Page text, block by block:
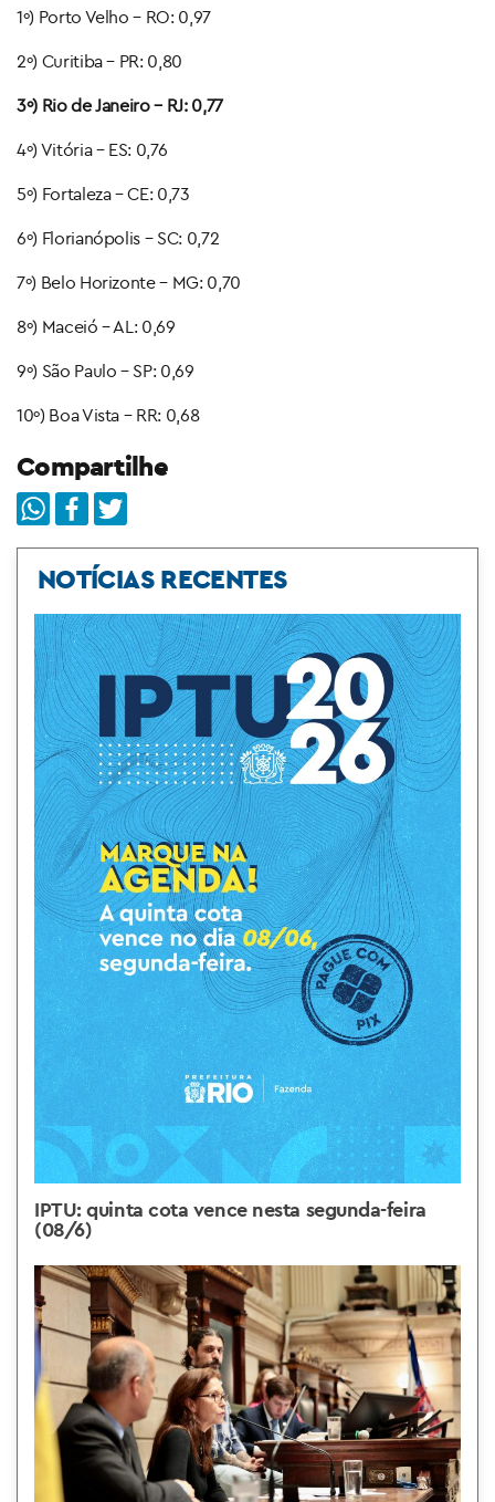
1º) Porto Velho – RO: 0,97
2º) Curitiba – PR: 0,80
3º) Rio de Janeiro – RJ: 0,77
4º) Vitória – ES: 0,76
5º) Fortaleza – CE: 0,73
6º) Florianópolis – SC: 0,72
7º) Belo Horizonte – MG: 0,70
8º) Maceió – AL: 0,69
9º) São Paulo – SP: 0,69
10º) Boa Vista – RR: 0,68
Compartilhe
NOTÍCIAS RECENTES
IPTU: quinta cota vence nesta segunda-feira
(08/6)